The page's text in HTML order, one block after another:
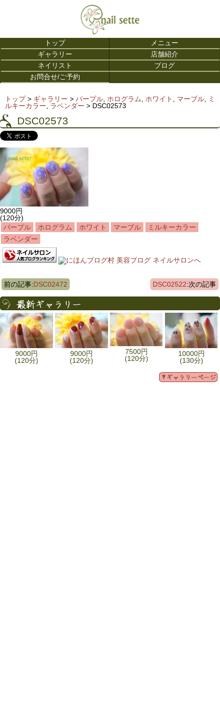
トップ
メニュー
ギャラリー
店舗紹介
ネイリスト
ブログ
お問合せ/ご予約
トップ> ギャラリー > パープル, ホログラム, ホワイト , マーブル, ミ
ルキーカラー, ラベンダー > DSC02573
DSC02573
9000円
(120分)
パープル
ホログラム ホワイト マーブル
ミルキーカラー
ラベンダー
前の記事:DSC02472 DSC02522:次の記事
9000円
(120分)
9000円
(120分)
7500円
(120分)
10000円
(130分)